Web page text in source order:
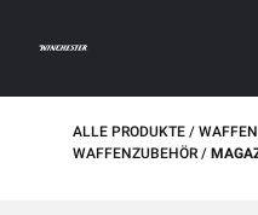
ALLE PRODUKTE WAFFEN
WAFFENZUBEHÖR